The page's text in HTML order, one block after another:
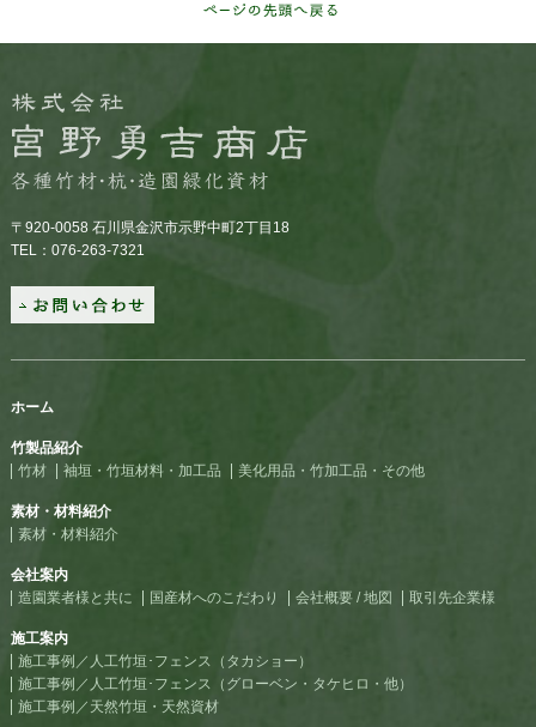
〒920-0058 石川県金沢市示野中町2丁目18
TEL：076-263-7321
ホーム
竹製品紹介
竹材
袖垣・竹垣材料・加工品 美化用品・竹加工品・その他
素材・材料紹介
素材・材料紹介
会社案内
造園業者様と共に
国産材へのこだわり 会社概要 / 地図 取引先企業様
施工案内
施工事例／人工竹垣･フェンス（タカショー）
施工事例／人工竹垣･フェンス（グローベン・タケヒロ・他）
施工事例／天然竹垣・天然資材